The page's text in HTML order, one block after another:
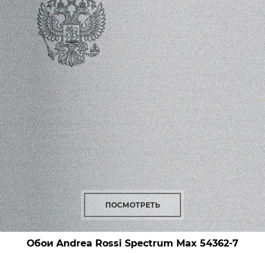
ПОСМОТРЕТЬ
Обои Andrea Rossi Spectrum Max 54362-7